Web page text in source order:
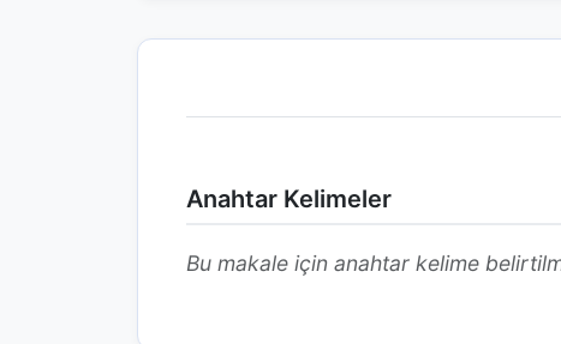
Anahtar Kelimeler
Bu makale için anahtar kelime